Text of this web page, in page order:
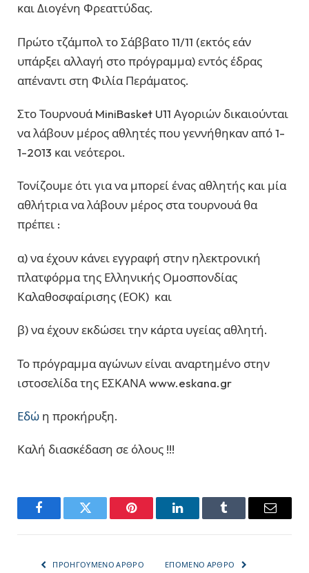
και Διογένη Φρεαττύδας.
Πρώτο τζάμπολ το Σάββατο 11/11 (εκτός εάν
υπάρξει αλλαγή στο πρόγραμμα) εντός έδρας
απέναντι στη Φιλία Περάματος.
Στο Τουρνουά MiniBasket U11 Αγοριών δικαιούνται
να λάβουν μέρος αθλητές που γεννήθηκαν από 1-
1-2013 και νεότεροι.
Τονίζουμε ότι για να μπορεί ένας αθλητής και μία
αθλήτρια να λάβουν μέρος στα τουρνουά θα
πρέπει :
α) να έχουν κάνει εγγραφή στην ηλεκτρονική
πλατφόρμα της Ελληνικής Ομοσπονδίας
Καλαθοσφαίρισης (ΕΟΚ) και
β) να έχουν εκδώσει την κάρτα υγείας αθλητή.
Το πρόγραμμα αγώνων είναι αναρτημένο στην
ιστοσελίδα της ΕΣΚΑΝΑ www.eskana.gr
Εδώ η προκήρυξη.
Καλή διασκέδαση σε όλους !!!
FacebookTwitter Pinterest LinkedInTumblr Email
ΠΡΟΗΓΟΎΜΕΝΟ ΆΡΘΡΟ ΕΠΌΜΕΝΟ ΆΡΘΡΟ